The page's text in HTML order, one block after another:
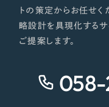
トの策定からお任せく
略設計を具現化するサ
ご提案します。